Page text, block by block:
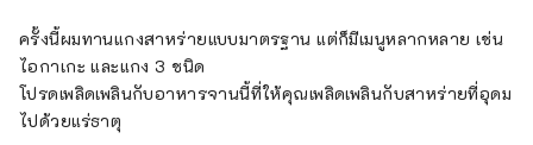
ครั้งนี้ผมทานแกงสาหร่ายแบบมาตรฐาน แต่ก็มีเมนูหลากหลาย เช่น
ไอกาเกะ และแกง 3 ชนิด
โปรดเพลิดเพลินกับอาหารจานนี้ที่ให้คุณเพลิดเพลินกับสาหร่ายที่อุดม
ไปด้วยแร่ธาตุ